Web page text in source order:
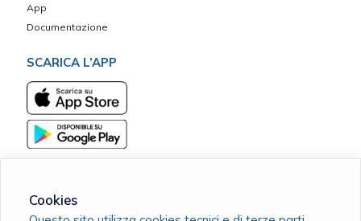
App
Documentazione
SCARICA L’APP
Cookies